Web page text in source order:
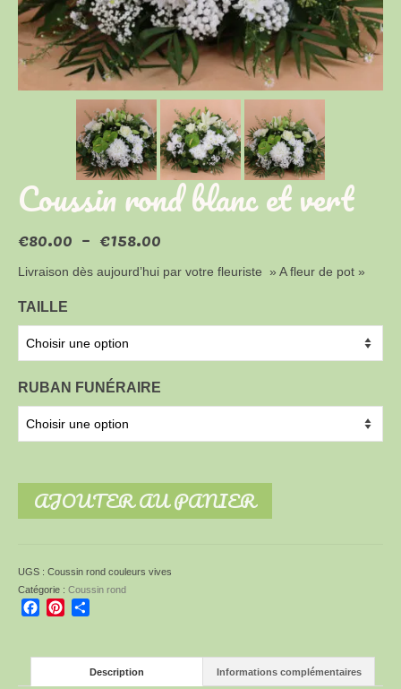
Coussin rond blanc et vert
€80.00 – €158.00
prix :
€158.00
Livraison dès aujourd’hui par votre fleuriste » A fleur de pot »
TAILLE
RUBAN FUNÉRAIRE
AJOUTER AU PANIER
UGS : Coussin rond couleurs vives
Catégorie : Coussin rond
Facebook
Pinterest
Description Informations complémentaires